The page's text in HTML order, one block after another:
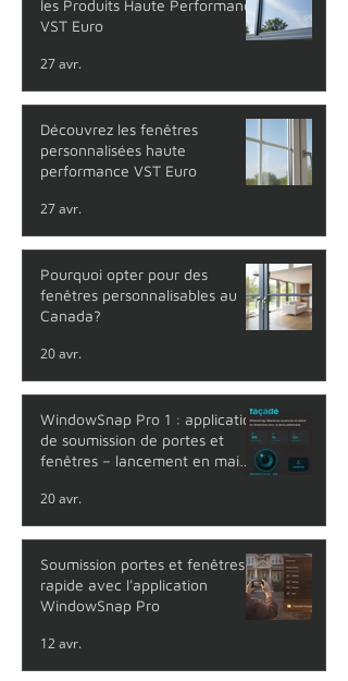
les Produits Haute Performance
VST Euro
27 avr.
Découvrez les fenêtres
personnalisées haute
performance VST Euro
27 avr.
Pourquoi opter pour des
fenêtres personnalisables au
Canada?
20 avr.
WindowSnap Pro 1 : application
de soumission de portes et
fenêtres – lancement en mai
20 avr.
Soumission portes et fenêtres
rapide avec l'application
WindowSnap Pro
12 avr.